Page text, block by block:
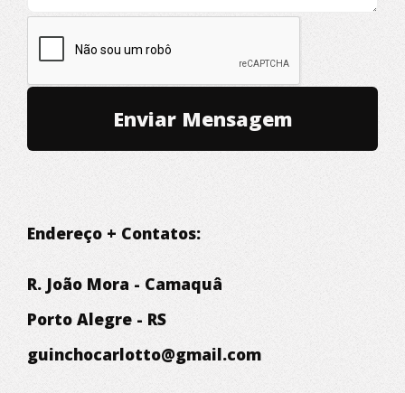
Endereço + Contatos:
R. João Mora - Camaquâ
Porto Alegre - RS
guinchocarlotto@gmail.com